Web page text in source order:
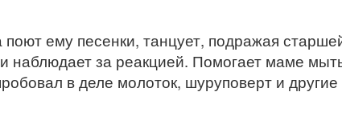
ему песенки, танцует, подражая
наблюдает за реакцией. Помогает маме
в деле молоток, шуруповерт и